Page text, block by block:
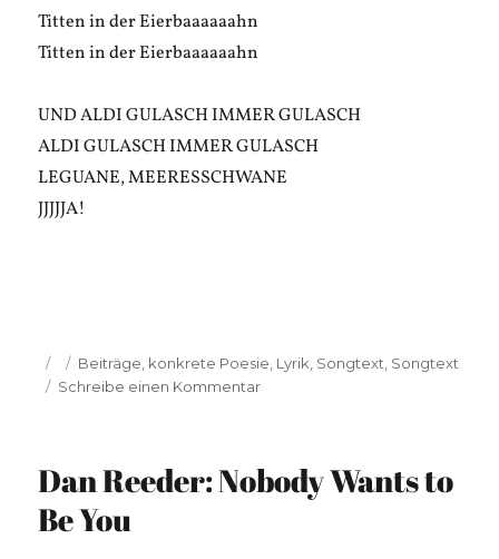
Titten in der Eierbaaaaaahn
Titten in der Eierbaaaaaahn
UND ALDI GULASCH IMMER GULASCH
ALDI GULASCH IMMER GULASCH
LEGUANE, MEERESSCHWANE
JJJJJA!
Veröffentlicht
am
Kategorien
Beiträge konkrete Poesie Lyrik Songtext Songtext
Schreibe einen Kommentarzu
für
Schlagertext
Dan Reeder: Nobody Wants to
Be You